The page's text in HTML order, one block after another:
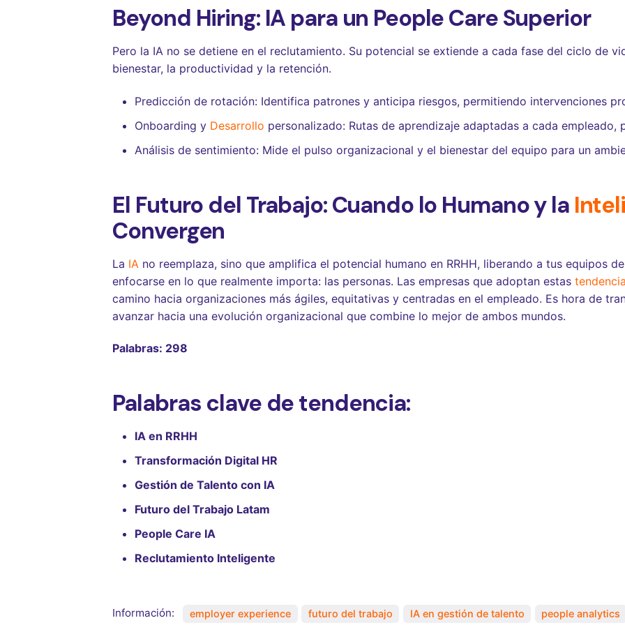
Beyond Hiring: IA para un People Care Superior
Pero la IA no se detiene en el reclutamiento. Su potencial se extiende a cada fase del ciclo de
bienestar, la productividad y la retención.
Predicción de rotación: Identifica patrones y anticipa riesgos, permitiendo intervenciones
Onboarding y Desarrollo personalizado: Rutas de aprendizaje adaptadas a cada empleado,
Análisis de sentimiento: Mide el pulso organizacional y el bienestar del equipo para un
El Futuro del Trabajo: Cuando lo Humano y la
Convergen
La IA no reemplaza, sino que amplifica el potencial humano en RRHH, liberando a tus equipos
enfocarse en lo que realmente importa: las personas. Las empresas que adoptan estas
camino hacia organizaciones más ágiles, equitativas y centradas en el empleado. Es hora de
avanzar hacia una evolución organizacional que combine lo mejor de ambos mundos.
Palabras: 298
Palabras clave de tendencia:
IA en RRHH
Transformación Digital HR
Gestión de Talento con IA
Futuro del Trabajo Latam
People Care IA
Reclutamiento Inteligente
Información: employer experience futuro del trabajo IA en gestión de talento people analytics